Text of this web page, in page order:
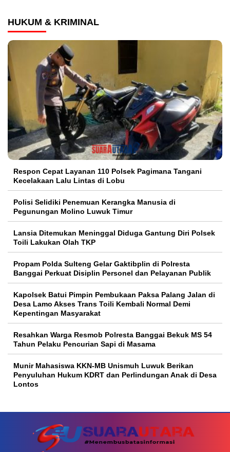
HUKUM & KRIMINAL
Respon Cepat Layanan 110 Polsek Pagimana Tangani
Kecelakaan Lalu Lintas di Lobu
Polisi Selidiki Penemuan Kerangka Manusia di
Pegunungan Molino Luwuk Timur
Lansia Ditemukan Meninggal Diduga Gantung Diri Polsek
Toili Lakukan Olah TKP
Propam Polda Sulteng Gelar Gaktibplin di Polresta
Banggai Perkuat Disiplin Personel dan Pelayanan Publik
Kapolsek Batui Pimpin Pembukaan Paksa Palang Jalan di
Desa Lamo Akses Trans Toili Kembali Normal Demi
Kepentingan Masyarakat
Resahkan Warga Resmob Polresta Banggai Bekuk MS 54
Tahun Pelaku Pencurian Sapi di Masama
Munir Mahasiswa KKN-MB Unismuh Luwuk Berikan
Penyuluhan Hukum KDRT dan Perlindungan Anak di Desa
Lontos